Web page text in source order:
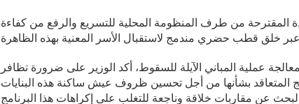
المقترحة من طرف المنظومة المحلية للتسريع والرفع من كفاءة
عملية المباني الآيلة للسقوط، أكد الوزير على ضرورة تظافر
المتعاقد بشأنها من أجل تحسين ظروف عيش ساكنة هذه البنايات